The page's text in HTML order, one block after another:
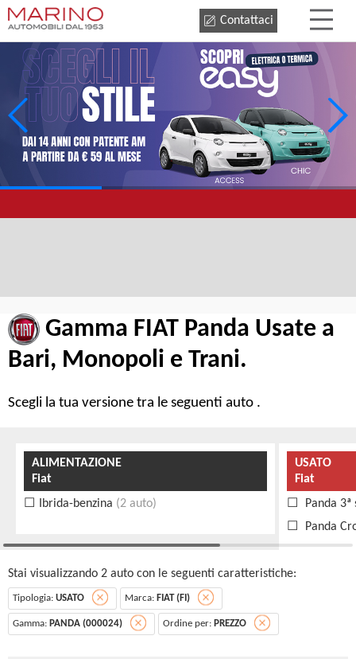
Contattaci
Gamma FIAT Panda Usate a
Bari, Monopoli e Trani.
Scegli la tua versione tra le seguenti auto .
ALIMENTAZIONE
Fiat
Ibrida-benzina (2 auto)
USATO
Fiat
Panda 3ª
Panda
Stai visualizzando 2 auto con le seguenti caratteristiche:
Tipologia: USATO Marca: FIAT (FI)
Gamma: PANDA (000024) Ordine per: PREZZO